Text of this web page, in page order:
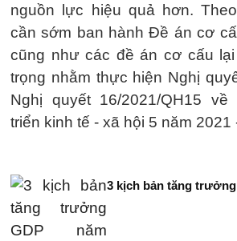
nguồn lực hiệu quả hơn.
cần sớm ban hành Đề án cơ
cũng như các đề án cơ cấu
trọng nhằm thực hiện Nghị
Nghị quyết 16/2021/QH15
triển kinh tế - xã hội 5 năm 2021
3 kịch bản tăng trưởng